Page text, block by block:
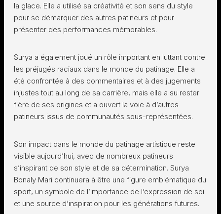
la glace. Elle a utilisé sa créativité et son sens du style
pour se démarquer des autres patineurs et pour
présenter des performances mémorables.
Surya a également joué un rôle important en luttant contre
les préjugés raciaux dans le monde du patinage. Elle a
été confrontée à des commentaires et à des jugements
injustes tout au long de sa carrière, mais elle a su rester
fière de ses origines et a ouvert la voie à d’autres
patineurs issus de communautés sous-représentées.
Son impact dans le monde du patinage artistique reste
visible aujourd’hui, avec de nombreux patineurs
s’inspirant de son style et de sa détermination. Surya
Bonaly Mari continuera à être une figure emblématique du
sport, un symbole de l’importance de l’expression de soi
et une source d’inspiration pour les générations futures.